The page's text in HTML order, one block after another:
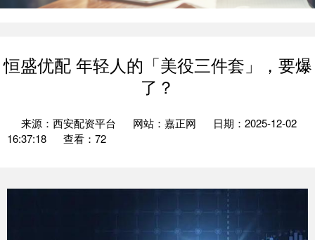
恒盛优配 年轻人的「美役三件套」，要爆
了？
来源：西安配资平台 网站：嘉正网
日期：2025-12-02
16:37:18
查看：72